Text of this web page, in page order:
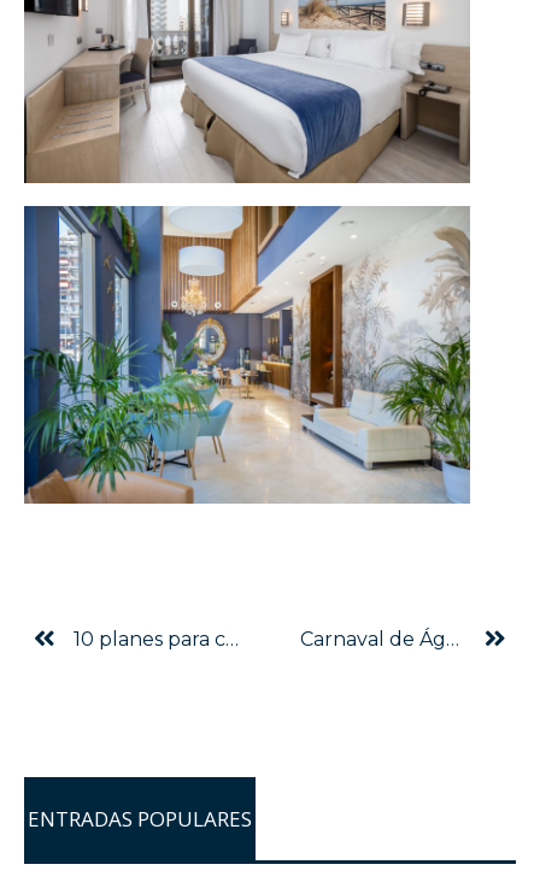
10 planes para celebrar San Valentín en 2026 Carnaval de Águilas 2026: Guía completa
ENTRADAS POPULARES